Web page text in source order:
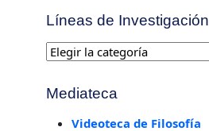
Líneas de Investigación
Líneas
Investigación
Mediateca
Videoteca de Filosofía